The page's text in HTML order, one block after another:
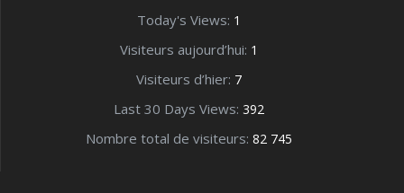
Today's Views: 1
Visiteurs aujourd’hui: 1
Visiteurs d’hier: 7
Last 30 Days Views: 392
Nombre total de visiteurs: 82 745